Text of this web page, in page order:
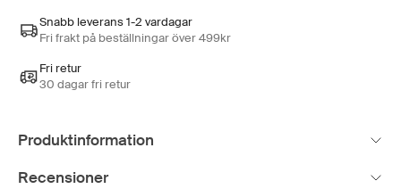
Snabb leverans 1-2 vardagar
Fri frakt på beställningar över 499kr
Fri retur
30 dagar fri retur
Produktinformation
Recensioner